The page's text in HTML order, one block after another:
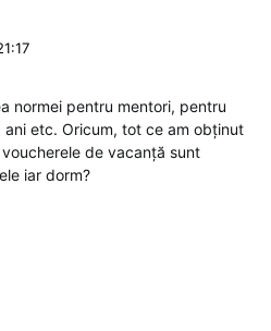
normei pentru mentori, pentru
etc. Oricum, tot ce am obținut
de vacanță sunt
iar dorm?